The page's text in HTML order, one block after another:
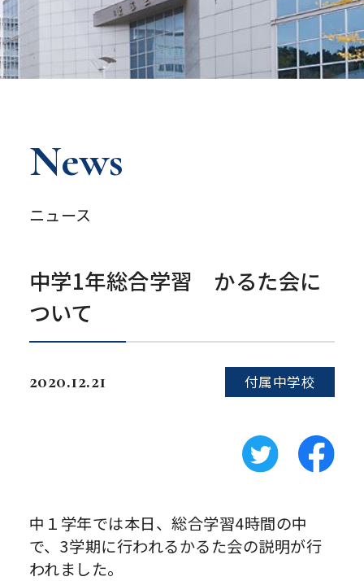
News
ニュース
中学1年総合学習 かるた会に
ついて
2020.12.21 付属中学校
中１学年では本日、総合学習4時間の中
で、3学期に行われるかるた会の説明が行
われました。